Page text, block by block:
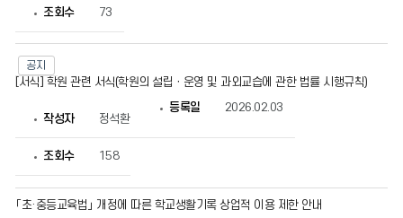
있
다.
조회수 73
공지
[서식] 학원 관련 서식(학원의 설립ㆍ운영 및 과외교습에 관한 법률 시행규칙)
작성자 정석환
등록일 2026.02.03
조회수 158
「초·중등교육법」 개정에 따른 학교생활기록 상업적 이용 제한 안내